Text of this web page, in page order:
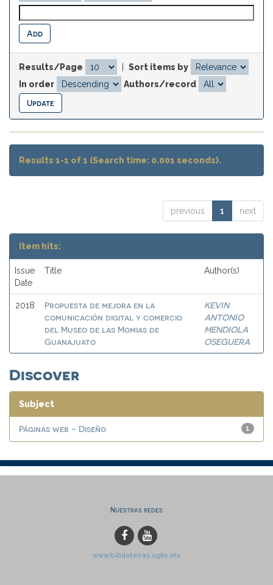
Results/Page
Sort items by
In order
Authors/record
Results 1-1 of 1 (Search time: 0.001 seconds).
previous 1 next
Item hits:
Issue
Date
Title Author(s)
2018
Propuesta de mejora en la
comunicación digital y comercio
del Museo de las Momias de
Guanajuato
KEVIN
ANTONIO
MENDIOLA
OSEGUERA
Discover
Subject
1
Páginas web - Diseño
Nuestras redes
www.bibliotecas.ugto.mx